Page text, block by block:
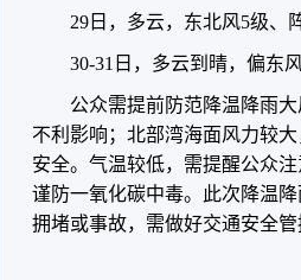
29日，多云，东北风5级、
30-31日，多云到晴，偏东
公众需提前防范降温降雨
不利影响；北部湾海面风力较
安全。气温较低，需提醒公众
谨防一氧化碳中毒。此次降温
拥堵或事故，需做好交通安全